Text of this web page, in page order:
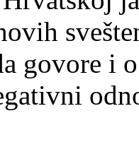
govore i